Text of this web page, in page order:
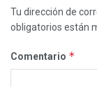
Tu dirección de
obligatorios están
Comentario *